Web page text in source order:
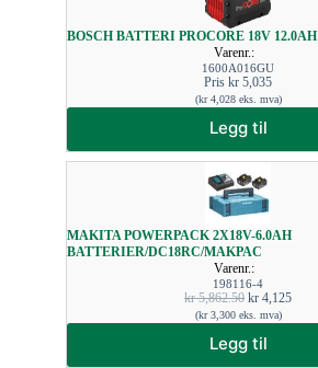
BOSCH BATTERI PROCORE 18V 12.0AH
Varenr.:
1600A016GU
Pris kr 5,035
(kr4,028eks. mva)
Legg til
MAKITA POWERPACK 2X18V-6.0AH
BATTERIER/DC18RC/MAKPAC
Varenr.:
198116-4
kr5,862.50 kr 4,125
(kr3,300eks. mva)
Legg til